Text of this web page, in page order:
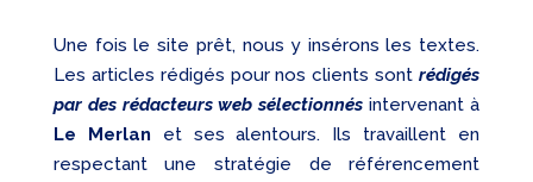
Une fois le site prêt, nous y insérons les textes.
Les articles rédigés pour nos clients sontrédigés
par des rédacteurs web sélectionnés intervenant à
Le Merlan et ses alentours. Ils travaillent en
respectant une stratégie de référencement